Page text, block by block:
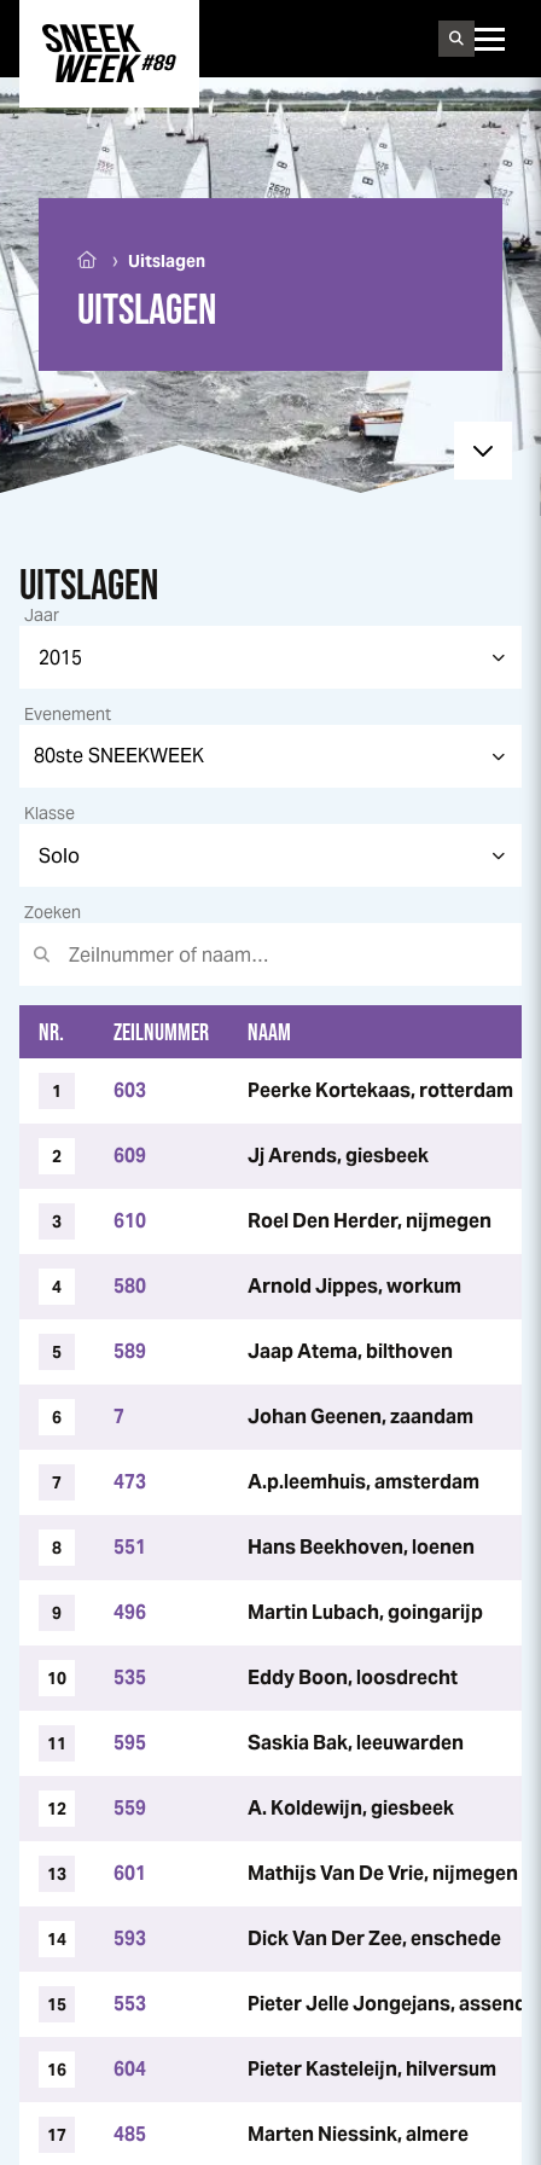
UITSLAGEN
› Uitslagen
UITSLAGEN
Jaar
Evenement
Klasse
Zoeken
NR. ZEILNUMMER NAAM
1 603 Peerke Kortekaas, rotterdam
2 609 Jj Arends, giesbeek
3 610 Roel Den Herder, nijmegen
4 580 Arnold Jippes, workum
5 589 Jaap Atema, bilthoven
6 7 Johan Geenen, zaandam
7 473 A.p.leemhuis, amsterdam
8 551 Hans Beekhoven, loenen
9 496 Martin Lubach, goingarijp
10 535 Eddy Boon, loosdrecht
11 595 Saskia Bak, leeuwarden
12 559 A. Koldewijn, giesbeek
13 601 Mathijs Van De Vrie, nijmegen
14 593 Dick Van Der Zee, enschede
15 553 Pieter Jelle Jongejans,
16 604 Pieter Kasteleijn, hilversum
17 485 Marten Niessink, almere